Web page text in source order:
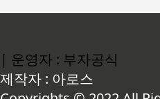
| 운영자 : 부자공식
제작자 : 아로스